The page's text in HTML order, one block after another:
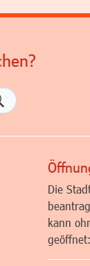
Die
kann
geöffnet: